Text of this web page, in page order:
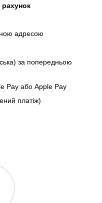
адресою
за попередньою
Pay або Apple Pay
платіж)